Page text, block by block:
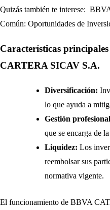
Quizás también te interese:
Común: Oportunidades de
Características
CARTERA SICAV S.A.
Diversificación:
lo que ayuda a
Gestión
que se encarga de
Liquidez: Los
reembolsar sus
normativa vigente.
El funcionamiento de BBVA